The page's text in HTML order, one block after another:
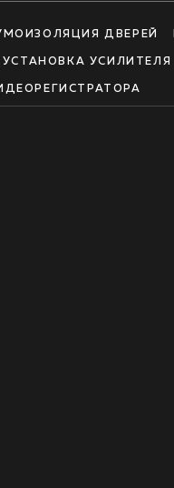
ДВЕРЕЙ
УСТАНОВКА УСИЛИТЕЛЯ